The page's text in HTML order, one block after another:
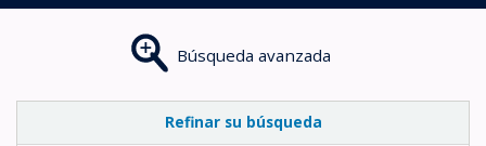
Búsqueda avanzada
Refinar su búsqueda